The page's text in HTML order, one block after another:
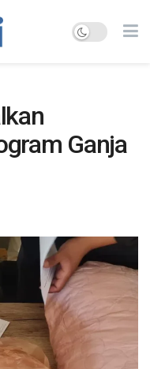
Ganja